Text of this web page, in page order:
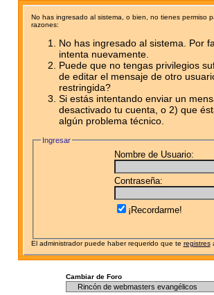
No has ingresado al sistema, o bien, no tienes permiso
razones:
No has ingresado al sistema. Por
intenta nuevamente.
Puede que no tengas privilegios
de editar el mensaje de otro
restringida?
Si estás intentando enviar un
desactivado tu cuenta, o 2) que
algún problema técnico.
Ingresar
Nombre de Usuario:
Contraseña:
¡Recordarme!
El administrador puede haber requerido que te registres
Cambiar de Foro